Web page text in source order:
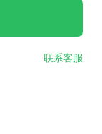
联系客服